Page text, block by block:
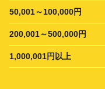
50,001～100,000円
200,001～500,000円
1,000,001円以上